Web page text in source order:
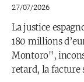
27/07/2026
La justice
180 millions
Montoro",
retard, la facture